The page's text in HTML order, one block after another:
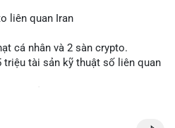
liên quan Iran
cá nhân và 2 sàn crypto.
tài sản kỹ thuật số liên quan
crypto, tăng áp lực pháp lý.